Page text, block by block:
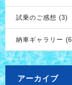
試乗のご感想 (3)
納車ギャラリー
アーカイブ